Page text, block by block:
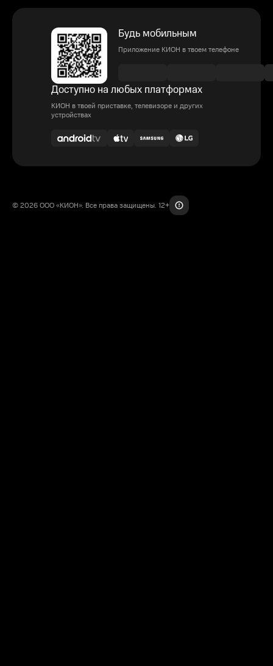
Будь мобильным
Приложение КИОН в твоем телефоне
Доступно на любых платформах
КИОН в твоей приставке, телевизоре и других
устройствах
© 2026 ООО «КИОН». Все права защищены. 12+